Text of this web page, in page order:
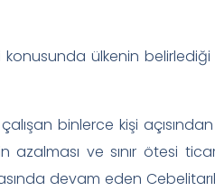
ülkenin belirlediği
binlerce kişi
ve sınır ötesi
devam eden